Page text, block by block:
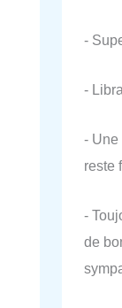
-
-
-
reste
-
de